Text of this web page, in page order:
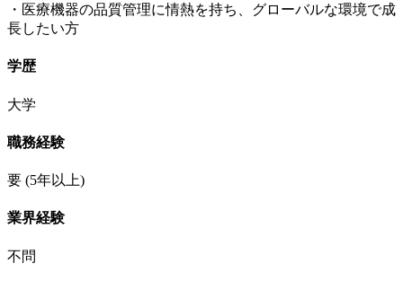
・医療機器の品質管理に情熱を持ち、グローバルな環境で成
長したい方
学歴
大学
職務経験
要 (5年以上)
業界経験
不問